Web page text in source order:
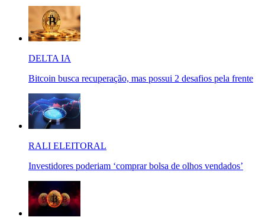
DELTA IA
Bitcoin busca recuperação, mas possui 2 desafios pela frente
RALI ELEITORAL
Investidores poderiam ‘comprar bolsa de olhos vendados’